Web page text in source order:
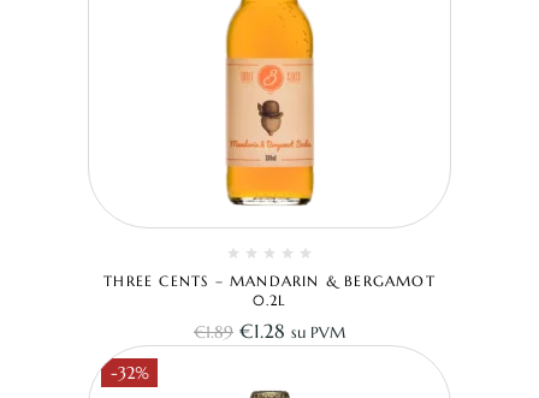
THREE CENTS – MANDARIN & BERGAMOT
0.2L
€1.89 €1.28 su PVM
-32%